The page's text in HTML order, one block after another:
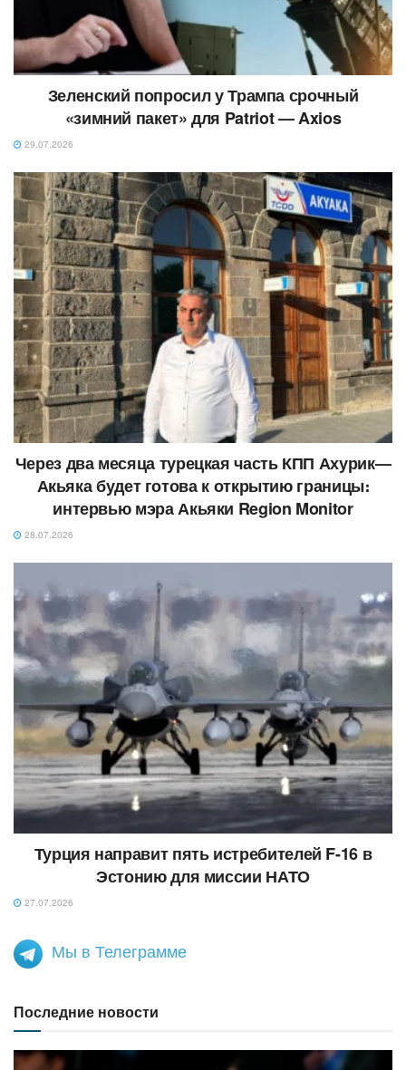
Зеленский попросил у Трампа срочный
«зимний пакет» для Patriot — Axios
29.07.2026
Через два месяца турецкая часть КПП Ахурик—
Акьяка будет готова к открытию границы։
интервью мэра Акьяки Region Monitor
28.07.2026
Турция направит пять истребителей F-16 в
Эстонию для миссии НАТО
27.07.2026
Мы в Телеграмме
Последние новости